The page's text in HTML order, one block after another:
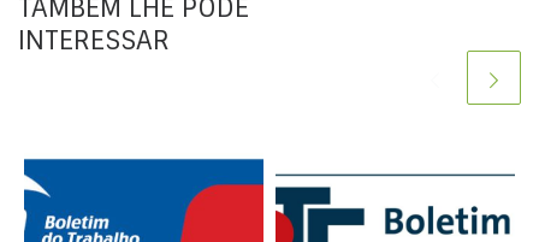
TAMBÉM LHE PODE
INTERESSAR